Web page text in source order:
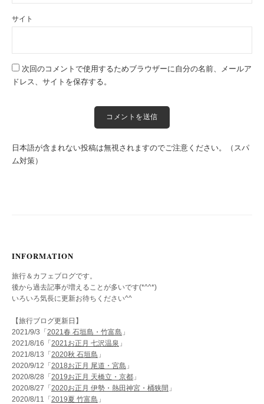
サイト
次回のコメントで使用するためブラウザーに自分の名前、メールア
ドレス、サイトを保存する。
日本語が含まれない投稿は無視されますのでご注意ください。（スパ
ム対策）
INFORMATION
旅行＆カフェブログです。
後から過去記事が増えることが多いです(*^^*)
いろいろ気長に更新お待ちください^^
【旅行ブログ更新日】
2021/9/3「2021春 石垣島・竹富島 」
2021/8/16「2021お正月 七沢温泉 」
2021/8/13「2020秋 石垣島 」
2020/9/12「2018お正月 尾道・宮島 」
2020/8/28「2019お正月 天橋立・京都 」
2020/8/27「2020お正月 伊勢・熱田神宮・桶狭間 」
2020/8/11「2019夏 竹富島 」